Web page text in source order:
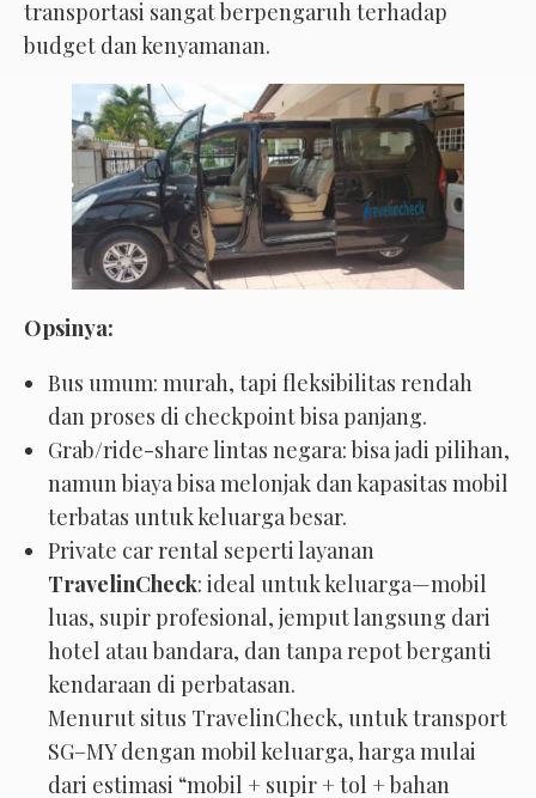
transportasi sangat berpengaruh terhadap
budget dan kenyamanan.
Opsinya:
Bus umum: murah, tapi fleksibilitas rendah
dan proses di checkpoint bisa panjang.
Grab/ride-share lintas negara: bisa jadi pilihan,
namun biaya bisa melonjak dan kapasitas mobil
terbatas untuk keluarga besar.
Private car rental seperti layanan
TravelinCheck: ideal untuk keluarga—mobil
luas, supir profesional, jemput langsung dari
hotel atau bandara, dan tanpa repot berganti
kendaraan di perbatasan.
Menurut situs TravelinCheck, untuk transport
SG–MY dengan mobil keluarga, harga mulai
dari estimasi “mobil + supir + tol + bahan